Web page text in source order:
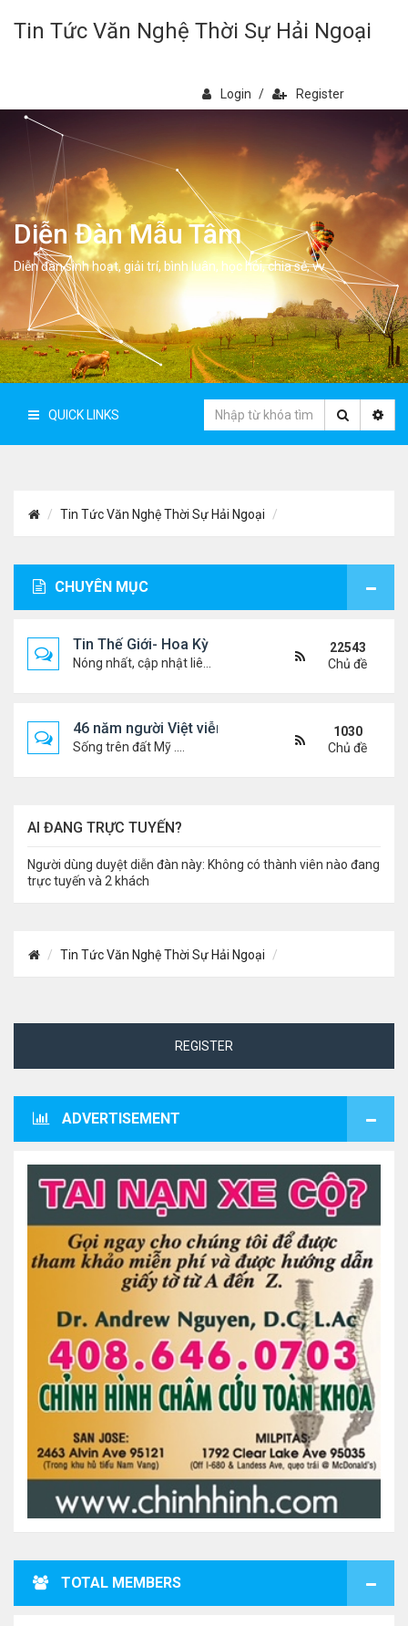
Tin Tức Văn Nghệ Thời Sự Hải Ngoại
Login / Register
Diễn Đàn Mẫu Tâm
Diễn đàn sinh hoạt, giải trí, bình luân, học hỏi, chia sẻ, vv.
QUICK LINKS
Tin Tức Văn Nghệ Thời Sự Hải Ngoại
CHUYÊN MỤC
Tin Thế Giới- Hoa Kỳ
22543
Chủ đề
46 năm người Việt viễn xứ
Sống trên đất Mỹ ....
1030
Chủ đề
AI ĐANG TRỰC TUYẾN?
Người dùng duyệt diễn đàn này: Không có thành viên nào đang
trực tuyến và 2 khách
Tin Tức Văn Nghệ Thời Sự Hải Ngoại
REGISTER
ADVERTISEMENT
TOTAL MEMBERS